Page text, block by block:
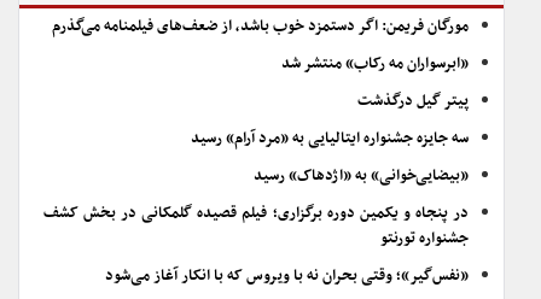
مورگان فریمن: اگر دستمزد خوب باشد، از ضعف‌های فیلمنامه می‌گذرم
«ابرسواران مه رکاب» منتشر شد
پیتر گیل درگذشت
سه جایزه جشنواره ایتالیایی به «مرد آرام» رسید
«بیضایی‌خوانی» به «اژدهاک» رسید
در پنجاه و یکمین دوره برگزاری؛ فیلم قصیده گلمکانی در بخش کشف
جشنواره تورنتو
«نفس‌گیر»؛ وقتی بحران نه با ویروس که با انکار آغاز می‌شود